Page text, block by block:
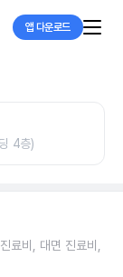
앱 다운로드
4층)
료비, 대면 진료비,